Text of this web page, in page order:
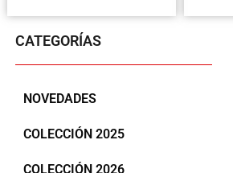
CATEGORÍAS
NOVEDADES
COLECCIÓN 2025
COLECCIÓN 2026